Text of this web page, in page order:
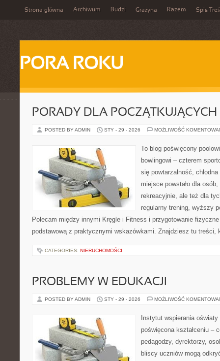
Strona główna Archiwum Budzi Grażyna Razem Spis
PORA ROKU
PORADY DLA POCZĄTKUJĄCYCH
POSTED BY ADMIN STY - 29 - 2026 MOŻLIWOŚĆ
To blog poświęcony
bowlingowi – czterem
się powtarzalność,
miejsce powstało dla
rekreacyjnie, ale też dla
regularny trening, wyższy
Polecam między innymi Kręgle i Fitness i przygotowanie
podstawową z praktycznymi wskazówkami. Znajdziesz tu
CATEGORIES: NIERUCHOMOŚCI
PROBLEMY W EDUKACJI
POSTED BY ADMIN STY - 29 - 2026 MOŻLIWOŚĆ
Instytut wspierania
poświęcona kształceniu –
pedagodzy, dyrektorzy,
bliscy uczniów mogą